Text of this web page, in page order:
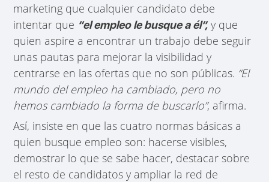
marketing que cualquier candidato debe
intentar que “el empleo le busque a él”,y que
quien aspire a encontrar un trabajo debe seguir
unas pautas para mejorar la visibilidad y
centrarse en las ofertas que no son públicas. “El
mundo del empleo ha cambiado, pero no
hemos cambiado la forma de buscarlo”, afirma.
Así, insiste en que las cuatro normas básicas a
quien busque empleo son: hacerse visibles,
demostrar lo que se sabe hacer, destacar sobre
el resto de candidatos y ampliar la red de